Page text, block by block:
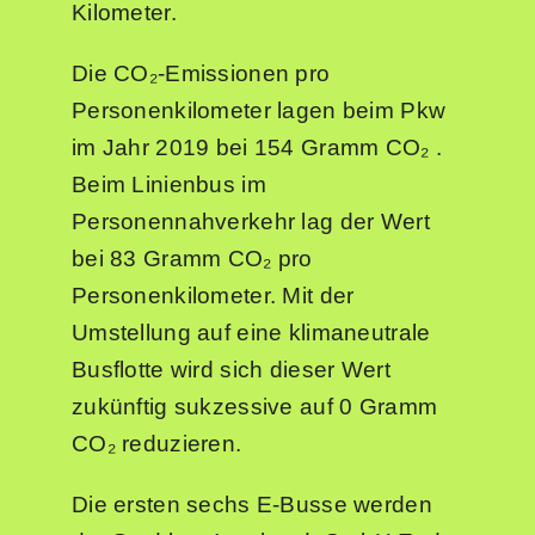
Kilometer.
Die CO₂-Emissionen pro
Personenkilometer lagen beim Pkw
im Jahr 2019 bei 154 Gramm CO₂ .
Beim Linienbus im
Personennahverkehr lag der Wert
bei 83 Gramm CO₂ pro
Personenkilometer. Mit der
Umstellung auf eine klimaneutrale
Busflotte wird sich dieser Wert
zukünftig sukzessive auf 0 Gramm
CO₂ reduzieren.
Die ersten sechs E-Busse werden